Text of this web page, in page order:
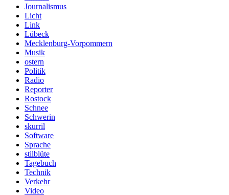
Journalismus
Licht
Link
Lübeck
Mecklenburg-Vorpommern
Musik
ostern
Politik
Radio
Reporter
Rostock
Schnee
Schwerin
skurril
Software
Sprache
stilblüte
Tagebuch
Technik
Verkehr
Video